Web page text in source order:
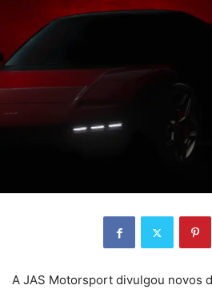
A JAS Motorsport divulgou novos